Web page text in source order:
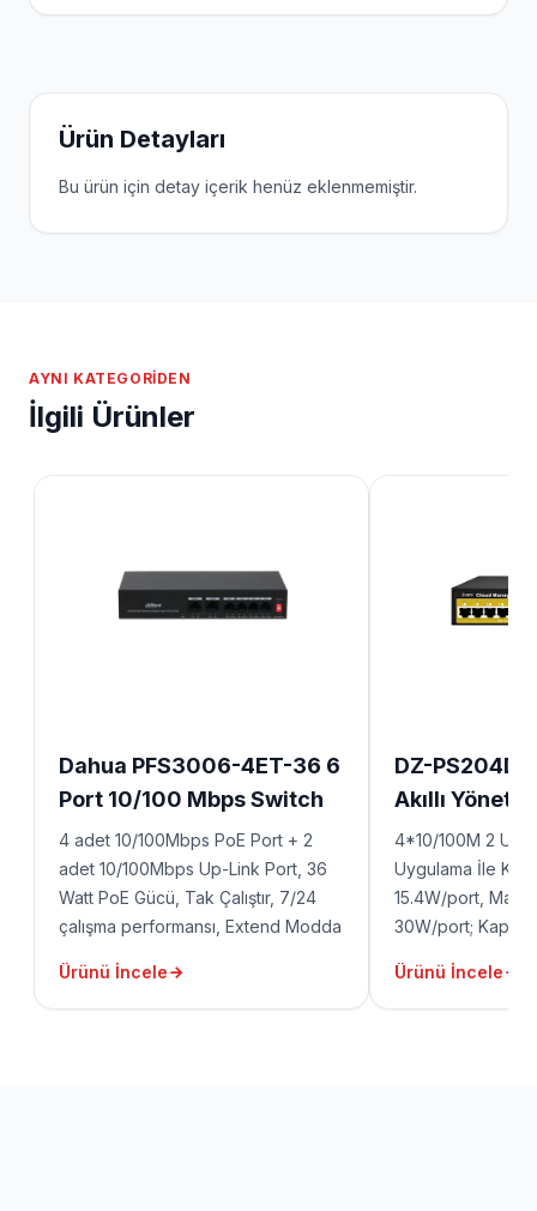
Ürün Detayları
Bu ürün için detay içerik henüz eklenmemiştir.
AYNI KATEGORIDEN
İlgili Ürünler
Dahua PFS3006-4ET-36 6
Port 10/100 Mbps Switch
4 adet 10/100Mbps PoE Port + 2
adet 10/100Mbps Up-Link Port, 36
Watt PoE Gücü, Tak Çalıştır, 7/24
çalışma performansı, Extend Modda
IEEE802.3af, IEEE802.3at PoE
Standardı, Yönetilemez, Common
Ürünü İncele
DZ-PS204D
Akıllı
4*10/100M 2
Uygulama İle
15.4W/port,
30W/port;
Ürünü İncele